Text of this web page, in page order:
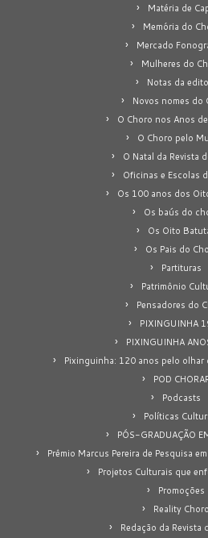
Matéria de
Memória do
Mercado
Mulheres do
Notas da
Novos nomes do
O Choro nos Anos
O Choro pelo
O Natal da Revista
Oficinas e Escolas
Os 100 anos dos
Os baús do
Os Oito
Os Pais do
Partituras
Patrimônio
Pensadores do
PIXINGUINHA
PIXINGUINHA
Pixinguinha: 120 anos pelo olhar
POD
Podcasts
Políticas
PÓS-GRADUAÇÃO
Prêmio Marcus Pereira de Pesquisa
Projetos Culturais que
Promoções
Reality Choro
Redação da Revista